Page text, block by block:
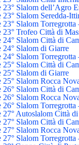
Slalom dell’Agro
Slalom Seredda-
Slalom Torregrotta
Trofeo Città di
Slalom Città di
Slalom di Giarre
Slalom Torregrotta
Slalom Città di
Slalom di Giarre
Slalom Rocca
Slalom Città di
Slalom Rocca
Slalom Torregrotta
27° Autoslalom Città
Slalom Città di
Slalom Rocca
Slalom Torregrotta